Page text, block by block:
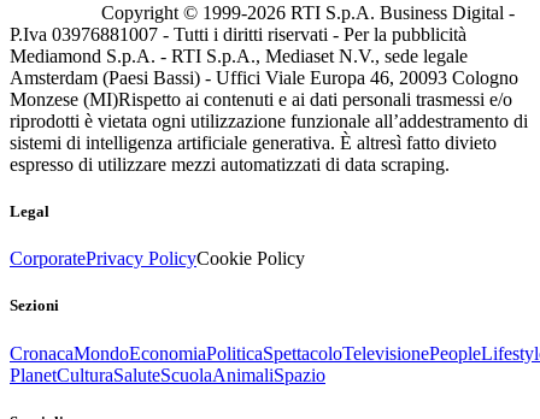
Copyright © 1999-2026 RTI S.p.A. Business Digital -
P.Iva 03976881007 - Tutti i diritti riservati - Per la pubblicità
Mediamond S.p.A. - RTI S.p.A., Mediaset N.V., sede legale
Amsterdam (Paesi Bassi) - Uffici Viale Europa 46, 20093 Cologno
Monzese (MI)Rispetto ai contenuti e ai dati personali trasmessi e/o
riprodotti è vietata ogni utilizzazione funzionale all’addestramento di
sistemi di intelligenza artificiale generativa. È altresì fatto divieto
espresso di utilizzare mezzi automatizzati di data scraping.
Legal
CorporatePrivacy PolicyCookie Policy
Sezioni
CronacaMondoEconomiaPoliticaSpettacoloTelevisionePeople
PlanetCulturaSaluteScuolaAnimaliSpazio